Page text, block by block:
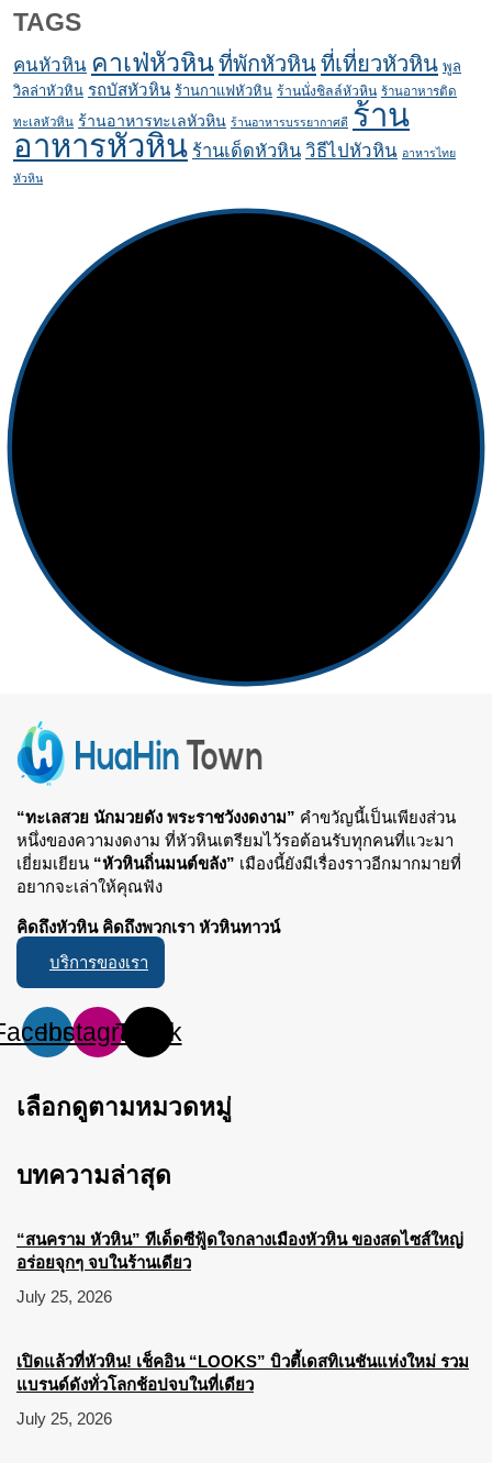
TAGS
คนหัวหิน คาเฟ่หัวหินที่พักหัวหินที่เที่ยวหัวหิน พูล
วิลล่าหัวหิน รถบัสหัวหิน ร้านกาแฟหัวหิน ร้านนั่งชิลล์หัวหิน ร้านอาหารติด
ทะเลหัวหิน ร้านอาหารทะเลหัวหิน ร้านอาหารบรรยากาศดี ร้าน
อาหารหัวหิน ร้านเด็ดหัวหิน วิธีไปหัวหิน อาหารไทย
หัวหิน
“ทะเลสวย นักมวยดัง พระราชวังงดงาม” คำขวัญนี้เป็นเพียงส่วน
หนึ่งของความงดงาม ที่หัวหินเตรียมไว้รอต้อนรับทุกคนที่แวะมา
เยี่ยมเยียน “หัวหินถิ่นมนต์ขลัง” เมืองนี้ยังมีเรื่องราวอีกมากมายที่
อยากจะเล่าให้คุณฟัง
คิดถึงหัวหิน คิดถึงพวกเรา หัวหินทาวน์
บริการของเรา
InstagramTiktok
เลือกดูตามหมวดหมู่
บทความล่าสุด
“สนคราม หัวหิน” ทีเด็ดซีฟู้ดใจกลางเมืองหัวหิน ของสดไซส์ใหญ่
อร่อยจุกๆ จบในร้านเดียว
July 25, 2026
เปิดแล้วที่หัวหิน! เช็คอิน “LOOKS” บิวตี้เดสทิเนชันแห่งใหม่ รวม
แบรนด์ดังทั่วโลกช้อปจบในที่เดียว
July 25, 2026